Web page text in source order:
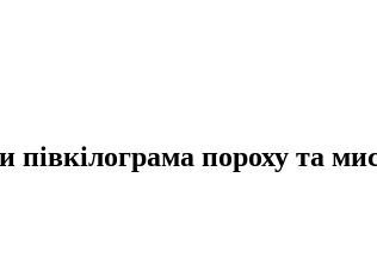
пороху та